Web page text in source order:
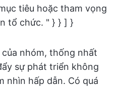
tiêu hoặc tham vọng
tổ chức. " } } ] }
nhóm, thống nhất
sự phát triển không
nhìn hấp dẫn. Có quá